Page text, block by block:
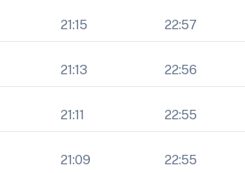
21:15 22:57
21:13 22:56
21:11 22:55
21:09 22:55